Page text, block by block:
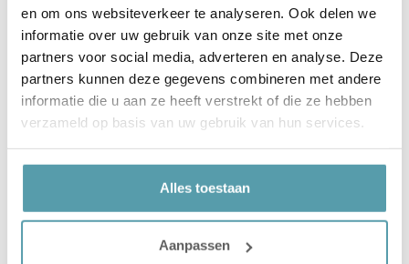
en om ons websiteverkeer te analyseren. Ook delen we
informatie over uw gebruik van onze site met onze
partners voor social media, adverteren en analyse. Deze
partners kunnen deze gegevens combineren met andere
informatie die u aan ze heeft verstrekt of die ze hebben
verzameld op basis van uw gebruik van hun services.
Alles toestaan
Aanpassen
Steel & Stockings Viggo bed kopen?
Het Steel & Stockings Viggo bed is een uitstekende
keuze voor wie houdt van een robuust design en een
stevige constructie. De combinatie van staal, strakke
lijnen en verschillende maatmogelijkheden maakt dit
bed geschikt voor uiteenlopende slaapkamers.
Wilt u het Viggo bed zelf ervaren? Bestel het eenvoudig
online of kom langs bij Passie voor Slapen voor
helpen u graag bij het vinden van het bed dat perfect